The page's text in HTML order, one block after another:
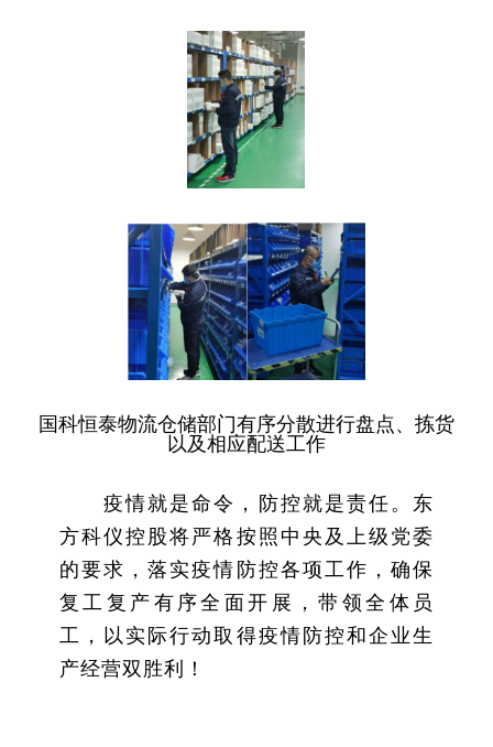
国科恒泰物流仓储部门有序分散进行盘点、拣货
以及相应配送工作
疫情就是命令，防控就是责任。东
方科仪控股将严格按照中央及上级党委
的要求，落实疫情防控各项工作，确保
复工复产有序全面开展，带领全体员
工，以实际行动取得疫情防控和企业生
产经营双胜利！